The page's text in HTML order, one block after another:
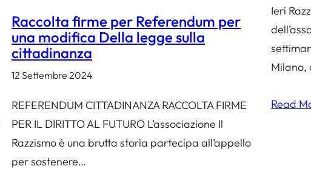
Raccolta firme per Referendum per
una modifica Della legge sulla
cittadinanza
12 Settembre 2024
REFERENDUM CITTADINANZA RACCOLTA FIRME
PER IL DIRITTO AL FUTURO L’associazione Il
Razzismo è una brutta storia partecipa all’appello
per sostenere…
Ieri
Read